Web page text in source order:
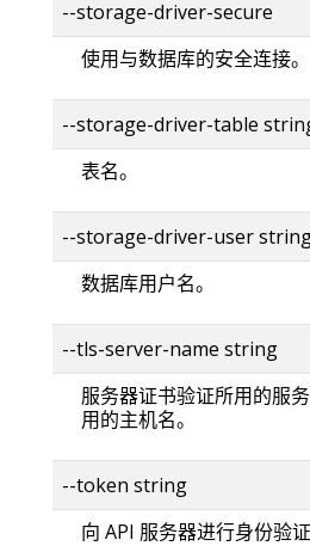
--storage-driver-secure
使用与数据库的安全连接。
--storage-driver-table
表名。
--storage-driver-user
数据库用户名。
--tls-server-name string
服务器证书验证所用的服
用的主机名。
--token string
向 API 服务器进行身份验